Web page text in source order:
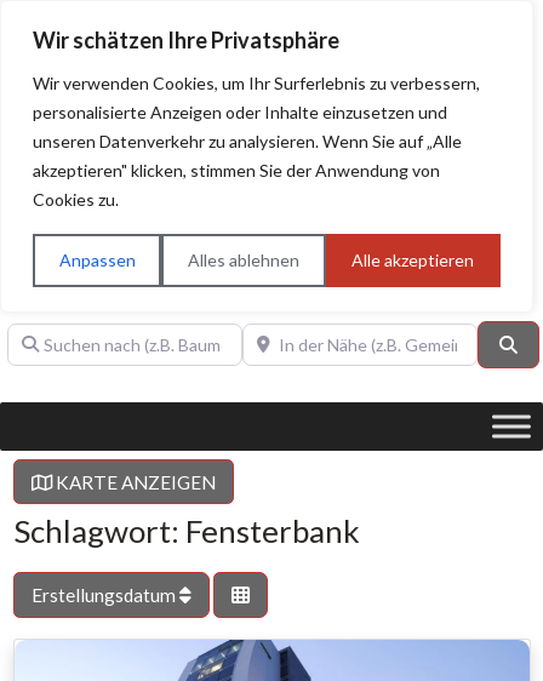
Wir schätzen Ihre Privatsphäre
Wir verwenden Cookies, um Ihr Surferlebnis zu verbessern,
personalisierte Anzeigen oder Inhalte einzusetzen und
unseren Datenverkehr zu analysieren. Wenn Sie auf „Alle
akzeptieren" klicken, stimmen Sie der Anwendung von
Cookies zu.
Anpassen Alles ablehnen Alle akzeptieren
BAUHERRENHILFE.orgQualitätssiegel!
Sie finden hier nur Qualitätsbetriebe, die mit dem DIAMANT,
PLATIN, GOLD, SILBER, ANWÄRTER "Bauherrenhilfe.org-
Qualitätssiegel" ausgezeichnet sind.
Suchen nach (z.B. Baumeister oder Dachdecker)In der Nähe (z.B. Gemeinde Baden)
KARTE ANZEIGEN
Schlagwort: Fensterbank
Erstellungsdatum